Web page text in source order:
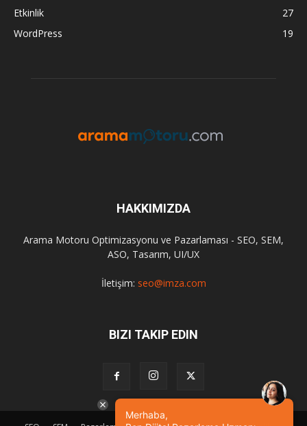
Etkinlik
27
WordPress
19
HAKKIMIZDA
Arama Motoru Optimizasyonu ve Pazarlaması - SEO, SEM,
ASO, Tasarım, UI/UX
İletişim: seo@imza.com
BIZI TAKIP EDIN
Merhaba,